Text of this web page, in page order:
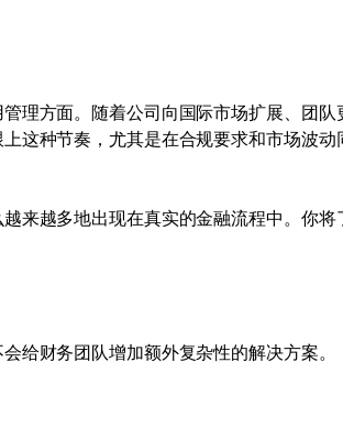
理方面。随着公司向国际市场扩展、团队
这种节奏，尤其是在合规要求和市场波动
来越多地出现在真实的金融流程中。你将
给财务团队增加额外复杂性的解决方案。